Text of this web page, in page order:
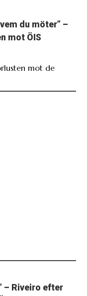
du möter” –
mot ÖIS
mot de
– Riveiro efter